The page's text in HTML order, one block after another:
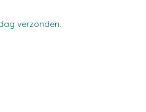
verzonden.